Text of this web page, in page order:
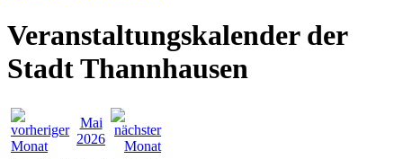
Veranstaltungskalender der
Stadt Thannhausen
Mai
2026